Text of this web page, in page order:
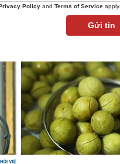
Policy and Terms of Service apply.
Gửi tin